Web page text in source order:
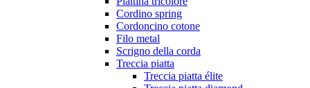
Cordino spring
Cordoncino cotone
Filo metal
Scrigno della corda
Treccia piatta
Treccia piatta élite